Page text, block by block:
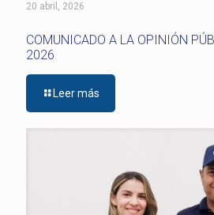
20 abril, 2026
COMUNICADO A LA OPINIÓN
2026
Leer más